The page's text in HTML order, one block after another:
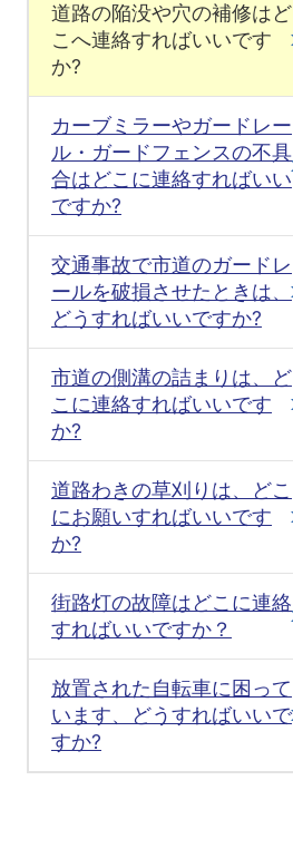
道路の陥没や穴の補修はど
こへ連絡すればいいです
か?
カーブミラーやガードレー
ル・ガードフェンスの不具
合はどこに連絡すればいい
ですか?
交通事故で市道のガードレ
ールを破損させたときは、
どうすればいいですか?
市道の側溝の詰まりは、ど
こに連絡すればいいです
か?
道路わきの草刈りは、どこ
にお願いすればいいです
か?
街路灯の故障はどこに連絡
すればいいですか？
放置された自転車に困って
います、どうすればいいで
すか?